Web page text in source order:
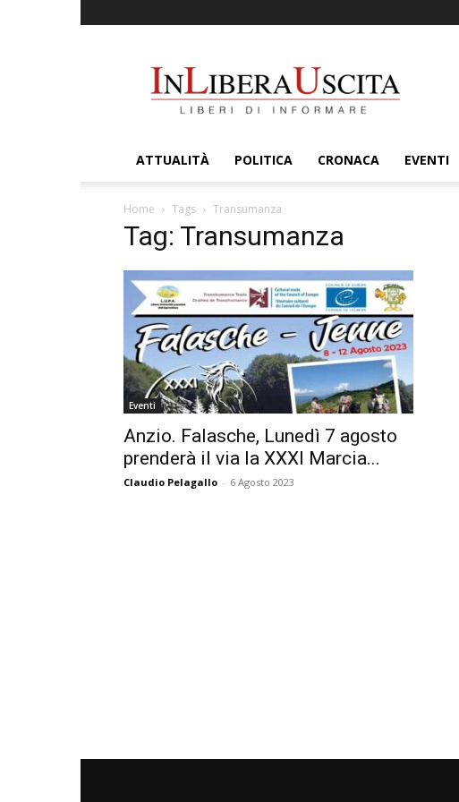
ATTUALITÀ POLITICA CRONACA EVENTI
Home Tags Transumanza
Tag: Transumanza
Eventi
Anzio. Falasche, Lunedì 7 agosto
prenderà il via la XXXI Marcia...
Claudio Pelagallo - 6 Agosto 2023